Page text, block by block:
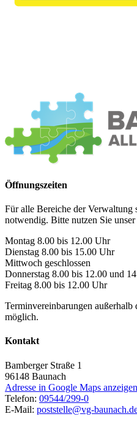
Öffnungszeiten
Für alle Bereiche der Verwaltung
notwendig. Bitte nutzen Sie unser
Montag 8.00 bis 12.00 Uhr
Dienstag 8.00 bis 15.00 Uhr
Mittwoch geschlossen
Donnerstag 8.00 bis 12.00 und
Freitag 8.00 bis 12.00 Uhr
Terminvereinbarungen außerhalb
möglich.
Kontakt
Bamberger Straße 1
96148 Baunach
Adresse in Google Maps anzeigen
Telefon: 09544/299-0
E-Mail: poststelle@vg-